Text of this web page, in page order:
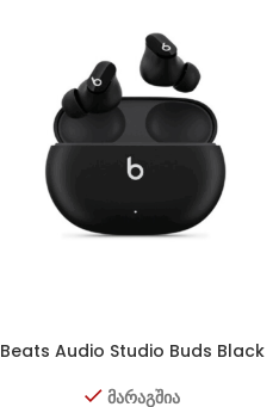
Beats Audio Studio Buds Black
მარაგშია